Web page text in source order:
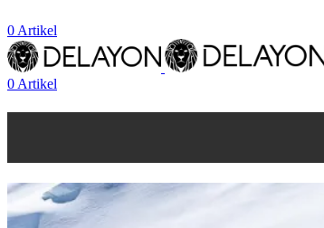
0 Artikel
0 Artikel